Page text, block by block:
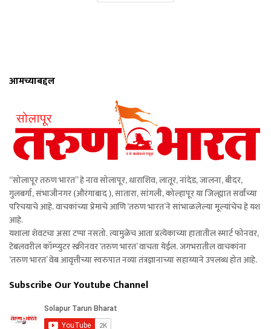
आमच्याबद्दल
“सोलापूर तरुण भारत” हे नाव सोलापूर, धाराशिव, लातूर, नांदेड, जालना, बीदर,
गुलबर्गा, संभाजीनगर (औरंगाबाद ), सातारा, सांगली, कोल्हापूर या जिल्ह्यात सर्वांच्या
परिचयाचे आहे. वाचकांच्या प्रेमाचे आणि ‘तरुण भारत’ने सांभाळलेल्या मूल्यांचेच हे यश
आहे.
यशाला शेवटचा असा टप्पा नसतो. त्यामुळेच आता प्रत्येकाच्या हातातील स्मार्ट फोनवर,
टेबलवरील कॉम्प्युटर स्क्रीनवर ‘तरुण भारत’ वाचता येईल. जगभरातील वाचकांना
‘तरुण भारत’ वेब आवृत्तीच्या स्वरुपात नव्या तंत्रज्ञानाच्या सहाय्याने उपलब्ध होत आहे.
Subscribe Our Youtube Channel